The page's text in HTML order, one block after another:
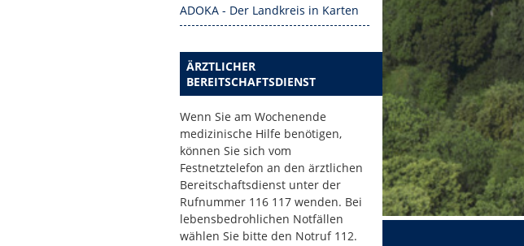
ADOKA - Der Landkreis in Karten
ÄRZTLICHER
BEREITSCHAFTSDIENST
Wenn Sie am Wochenende
medizinische Hilfe benötigen,
können Sie sich vom
Festnetztelefon an den ärztlichen
Bereitschaftsdienst unter der
Rufnummer 116 117 wenden. Bei
lebensbedrohlichen Notfällen
wählen Sie bitte den Notruf 112.